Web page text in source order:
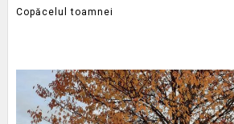
Copăcelul toamnei